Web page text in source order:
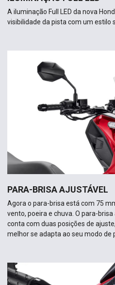
A iluminação Full LED da nova
visibilidade da pista com um estilo
PARA-BRISA AJUSTÁVEL
Agora o para-brisa está com 75
vento, poeira e chuva. O para-
conta com duas posições de
melhor se adapta ao seu modo de